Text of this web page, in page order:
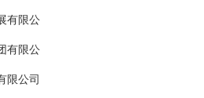
有限公
有限公
限公司